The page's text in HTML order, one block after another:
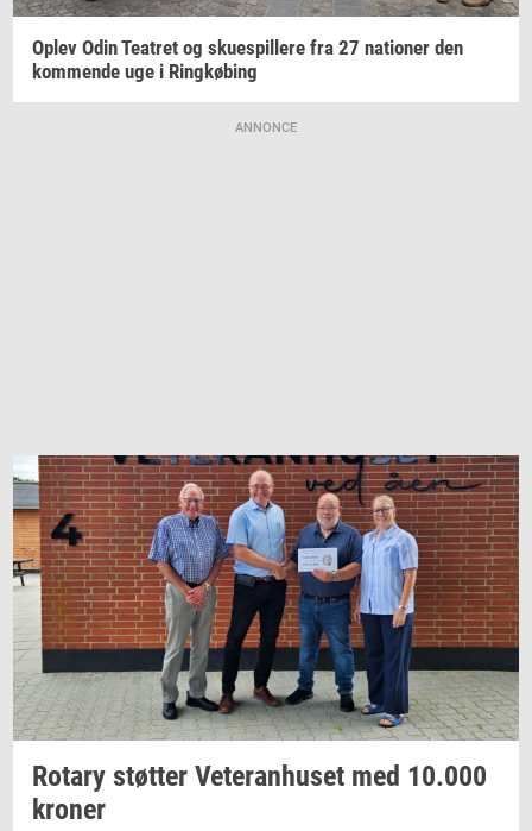
Oplev OdinTe­a­tret og sku­e­spil­le­re fra 27 na­tio­ner den
kom­men­de uge i Ring­kø­bing
ANNONCE
Ro­tary støt­ter Ve­te­ran­hu­set med 10.000
kro­ner